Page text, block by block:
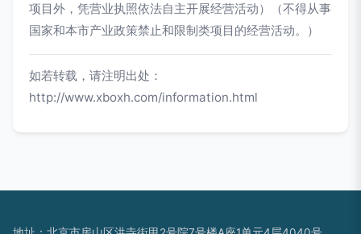
项目外，凭营业执照依法自主开展经营活动）（不得从事
国家和本市产业政策禁止和限制类项目的经营活动。）
如若转载，请注明出处：
http://www.xboxh.com/information.html